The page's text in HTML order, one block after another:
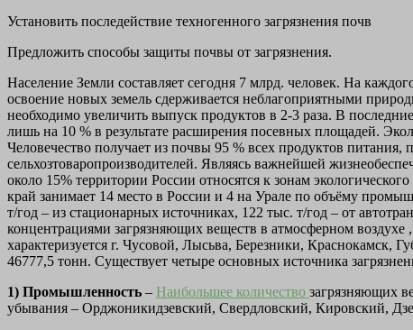
Установить последействие техногенного загрязнения почв
Предложить способы защиты почвы от загрязнения.
Население Земли составляет сегодня 7 млрд. человек. На
освоение новых земель сдерживается неблагоприятными
необходимо увеличить выпуск продуктов в 2-3 раза. В
лишь на 10 % в результате расширения посевных площадей.
Человечество получает из почвы 95 % всех продуктов
сельхозтоваропроизводителей. Являясь важнейшей
около 15% территории России относятся к зонам
край занимает 14 место в России и 4 на Урале по объёму
т/год – из стационарных источниках, 122 тыс. т/год – от
концентрациями загрязняющих веществ в атмосферном
характеризуется г. Чусовой, Лысьва, Березники, Краснокамск,
46777,5 тонн. Существует четыре основных источника
1) Промышленность – Наибольшее количество загрязняющих
убывания – Орджоникидзевский, Свердловский, Кировский,